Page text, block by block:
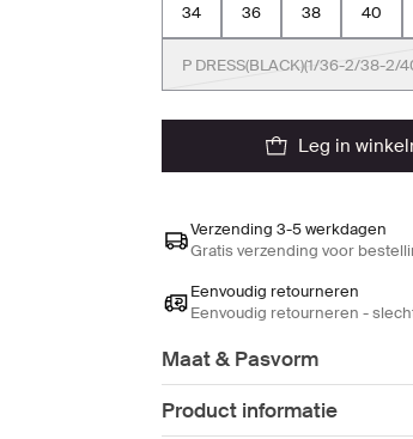
34 36 38 40
P DRESS(BLACK)(1/36-2/38-2/
leg in
Verzending 3-5 werkdagen
Gratis verzending voor
Eenvoudig retourneren
Eenvoudig retourneren -
Maat & Pasvorm
Product informatie